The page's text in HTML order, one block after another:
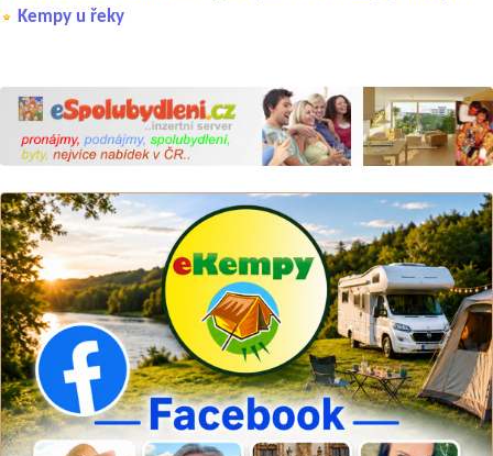
Kempy u řeky